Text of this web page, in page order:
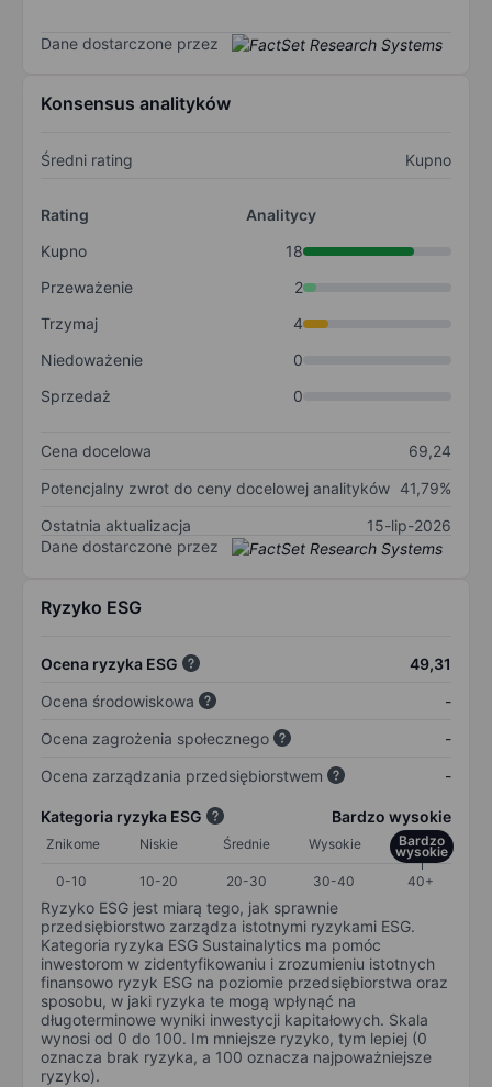
Dane dostarczone przez
Konsensus analityków
Średni rating Kupno
Rating
Analitycy
Kupno
18
Przeważenie
2
Trzymaj
4
Niedoważenie
0
Sprzedaż
0
Cena docelowa
69,24
Potencjalny zwrot do ceny docelowej analityków 41,79%
Ostatnia aktualizacja
15-lip-2026
Dane dostarczone przez
Ryzyko ESG
Ocena ryzyka ESG
49,31
Ocena środowiskowa
-
Ocena zagrożenia społecznego
-
Ocena zarządzania przedsiębiorstwem
-
Kategoria ryzyka ESG Bardzo wysokie
Znikome Niskie Średnie Wysokie Bardzo
wysokie
0-10
10-20 20-30 30-40 40+
Ryzyko ESG jest miarą tego, jak sprawnie
przedsiębiorstwo zarządza istotnymi ryzykami ESG.
Kategoria ryzyka ESG Sustainalytics ma pomóc
inwestorom w zidentyfikowaniu i zrozumieniu istotnych
finansowo ryzyk ESG na poziomie przedsiębiorstwa oraz
sposobu, w jaki ryzyka te mogą wpłynąć na
długoterminowe wyniki inwestycji kapitałowych. Skala
wynosi od 0 do 100. Im mniejsze ryzyko, tym lepiej (0
oznacza brak ryzyka, a 100 oznacza najpoważniejsze
ryzyko).